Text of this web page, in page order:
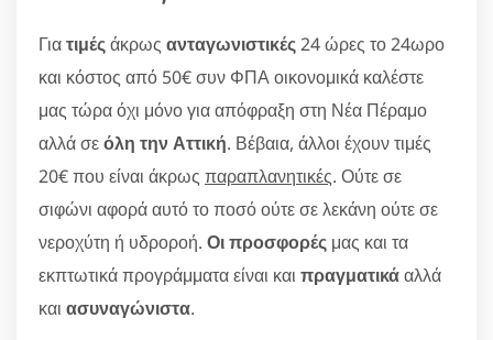
Γιατιμέςάκρως ανταγωνιστικές24 ώρες το 24ωρο
και κόστος από 50€ συν ΦΠΑ οικονομικά καλέστε
μας τώρα όχι μόνο για απόφραξη στη Νέα Πέραμο
αλλά σεόλη την Αττική. Βέβαια, άλλοι έχουν τιμές
20€ που είναι άκρως παραπλανητικές. Ούτε σε
σιφώνι αφορά αυτό το ποσό ούτε σε λεκάνη ούτε σε
νεροχύτη ή υδροροή. Οι προσφορές μας και τα
εκπτωτικά προγράμματα είναι και πραγματικάαλλά
και ασυναγώνιστα.